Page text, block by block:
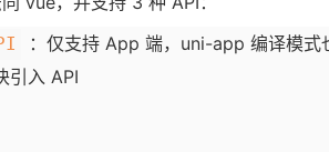
：仅支持 App 端，uni-app 编译模式
引入 API